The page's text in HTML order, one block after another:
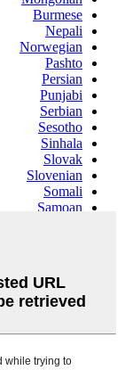
Burmese
Nepali
Norwegian
Pashto
Persian
Punjabi
Serbian
Sesotho
Sinhala
Slovak
Slovenian
Somali
Samoan
Swahili
Tajik
Telugu